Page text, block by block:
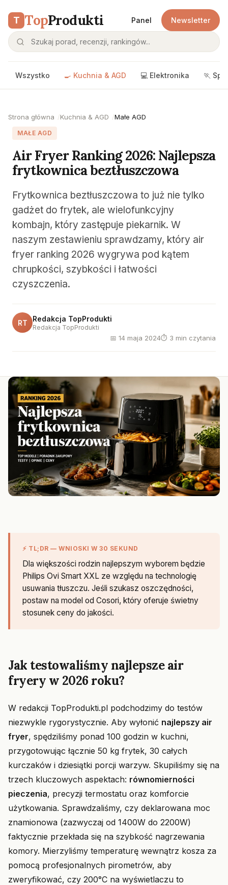
T TopProdukti Panel Newsletter
Wszystko 🍳 Kuchnia & AGD 💻 Elektronika 🏃
Strona główna Kuchnia & AGD Małe AGD
MAŁE AGD
Air Fryer Ranking 2026: Najlepsza
frytkownica beztłuszczowa
Frytkownica beztłuszczowa to już nie tylko
gadżet do frytek, ale wielofunkcyjny
kombajn, który zastępuje piekarnik. W
naszym zestawieniu sprawdzamy, który air
fryer ranking 2026 wygrywa pod kątem
chrupkości, szybkości i łatwości
czyszczenia.
RT Redakcja TopProdukti
Redakcja TopProdukti
📅 14 maja 2024⏱ 3 min czytania
⚡ TL;DR — WNIOSKI W 30 SEKUND
Dla większości rodzin najlepszym wyborem będzie
Philips Ovi Smart XXL ze względu na technologię
usuwania tłuszczu. Jeśli szukasz oszczędności,
postaw na model od Cosori, który oferuje świetny
stosunek ceny do jakości.
Jak testowaliśmy najlepsze air
fryery w 2026 roku?
W redakcji TopProdukti.pl podchodzimy do testów
niezwykle rygorystycznie. Aby wyłonić najlepszy air
fryer, spędziliśmy ponad 100 godzin w kuchni,
przygotowując łącznie 50 kg frytek, 30 całych
kurczaków i dziesiątki porcji warzyw. Skupiliśmy się na
trzech kluczowych aspektach: równomierności
pieczenia, precyzji termostatu oraz komforcie
użytkowania. Sprawdzaliśmy, czy deklarowana moc
znamionowa (zazwyczaj od 1400W do 2200W)
faktycznie przekłada się na szybkość nagrzewania
komory. Mierzyliśmy temperaturę wewnątrz kosza za
pomocą profesjonalnych pirometrów, aby
zweryfikować, czy 200°C na wyświetlaczu to